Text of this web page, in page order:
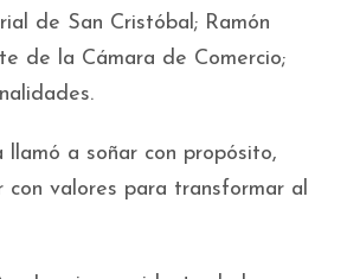
de San Cristóbal; Ramón
de la Cámara de Comercio;
llamó a soñar con propósito,
con valores para transformar al